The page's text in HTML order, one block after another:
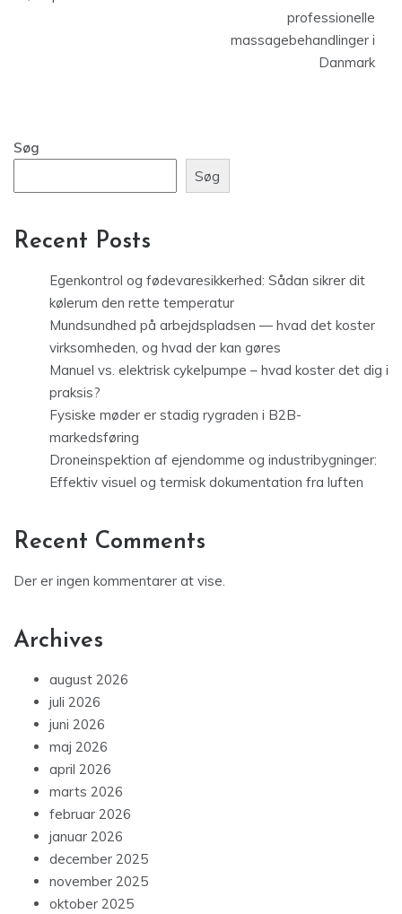
professionelle
massagebehandlinger i
Danmark
Søg
Søg
Recent Posts
Egenkontrol og fødevaresikkerhed: Sådan sikrer dit
kølerum den rette temperatur
Mundsundhed på arbejdspladsen — hvad det koster
virksomheden, og hvad der kan gøres
Manuel vs. elektrisk cykelpumpe – hvad koster det dig i
praksis?
Fysiske møder er stadig rygraden i B2B-
markedsføring
Droneinspektion af ejendomme og industribygninger:
Effektiv visuel og termisk dokumentation fra luften
Recent Comments
Der er ingen kommentarer at vise.
Archives
august 2026
juli 2026
juni 2026
maj 2026
april 2026
marts 2026
februar 2026
januar 2026
december 2025
november 2025
oktober 2025